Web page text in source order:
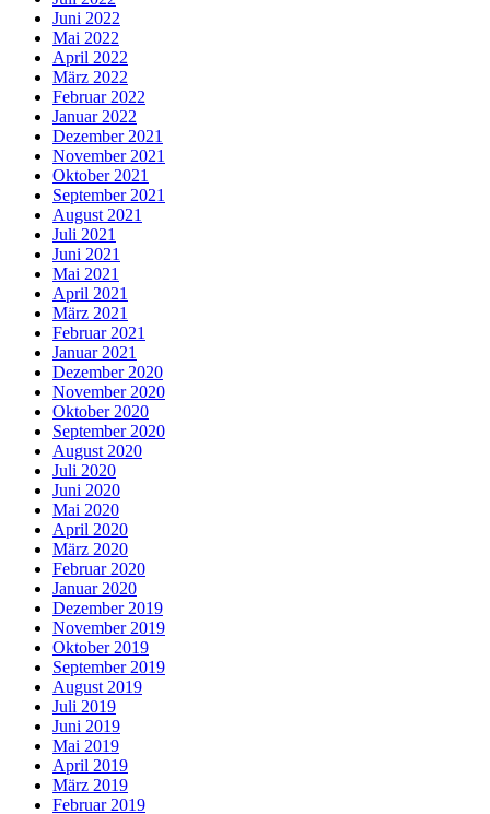
Juni 2022
Mai 2022
April 2022
März 2022
Februar 2022
Januar 2022
Dezember 2021
November 2021
Oktober 2021
September 2021
August 2021
Juli 2021
Juni 2021
Mai 2021
April 2021
März 2021
Februar 2021
Januar 2021
Dezember 2020
November 2020
Oktober 2020
September 2020
August 2020
Juli 2020
Juni 2020
Mai 2020
April 2020
März 2020
Februar 2020
Januar 2020
Dezember 2019
November 2019
Oktober 2019
September 2019
August 2019
Juli 2019
Juni 2019
Mai 2019
April 2019
März 2019
Februar 2019